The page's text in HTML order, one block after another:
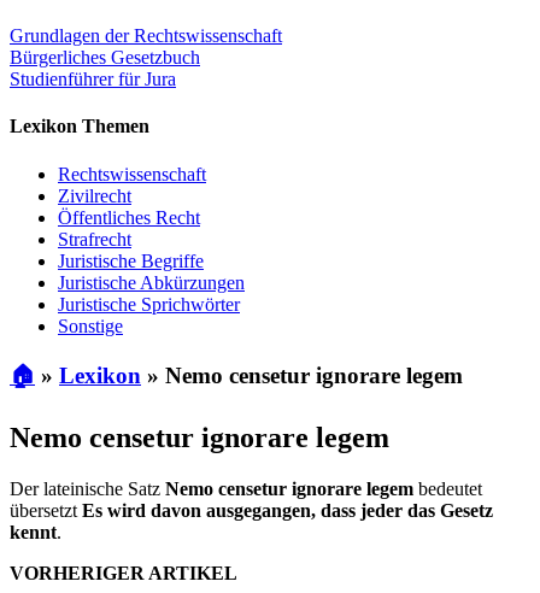
Grundlagen der Rechtswissenschaft
Bürgerliches Gesetzbuch
Studienführer für Jura
Lexikon Themen
Rechtswissenschaft
Zivilrecht
Öffentliches Recht
Strafrecht
Juristische Begriffe
Juristische Abkürzungen
Juristische Sprichwörter
Sonstige
🏠 » Lexikon » Nemo censetur ignorare legem
Nemo censetur ignorare legem
Der lateinische Satz Nemo censetur ignorare legem bedeutet
übersetzt Es wird davon ausgegangen, dass jeder das Gesetz
kennt.
VORHERIGER ARTIKEL